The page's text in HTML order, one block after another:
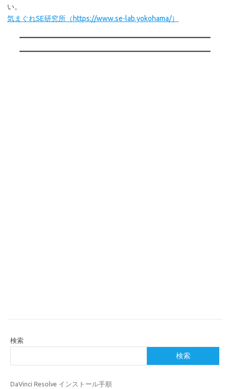
い。
気まぐれSE研究所（https://www.se-lab.yokohama/）
検索
検索
DaVinci Resolve インストール手順